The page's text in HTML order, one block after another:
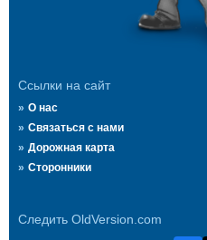
Ссылки на сайт
О нас
Связаться с нами
Дорожная карта
Сторонники
Следить OldVersion.com